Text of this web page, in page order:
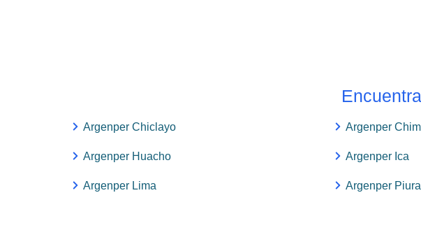
Argenper Chiclayo Argenper
Argenper Huacho Argenper Ica
Argenper Lima Argenper Piura